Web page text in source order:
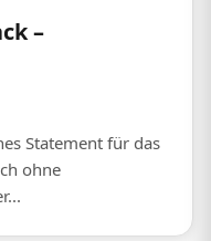
–
Statement für das
ohne